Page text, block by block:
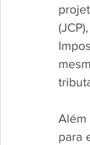
para